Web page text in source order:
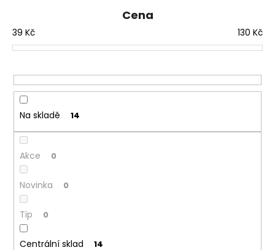
r
o
u
k
ů
Cena
39 Kč 130 Kč
Na skladě 14
Akce 0
Novinka 0
Tip 0
Centrální sklad 14
D
p
u
u
m